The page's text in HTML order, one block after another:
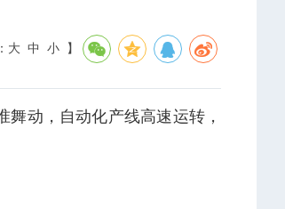
大 中 小 】
动，自动化产线高速运转，